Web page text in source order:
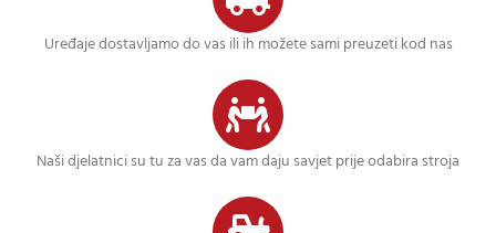
Uređaje dostavljamo do vas ili ih možete sami preuzeti kod nas
Naši djelatnici su tu za vas da vam daju savjet prije odabira stroja